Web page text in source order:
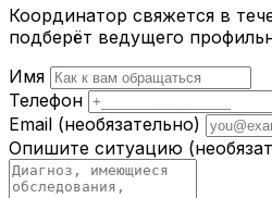
Координатор свяжется в
подберёт ведущего
Имя
Телефон
Email (необязательно)
Опишите ситуацию